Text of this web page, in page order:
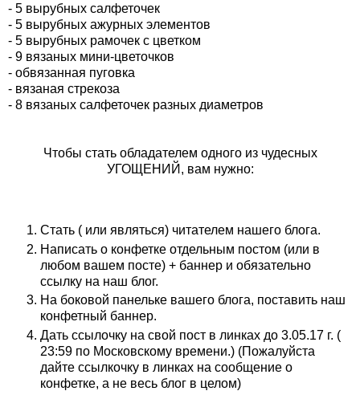
- 5 вырубных салфеточек
- 5 вырубных ажурных элементов
- 5 вырубных рамочек с цветком
- 9 вязаных мини-цветочков
- обвязанная пуговка
- вязаная стрекоза
- 8 вязаных салфеточек разных диаметров
Чтобы стать обладателем одного из чудесных
УГОЩЕНИЙ, вам нужно:
Стать ( или являться) читателем нашего блога.
Написать о конфетке отдельным постом (или в
любом вашем посте) + баннер и обязательно
ссылку на наш блог.
На боковой панельке вашего блога, поставить наш
конфетный баннер.
Дать ссылочку на свой пост в линках до 3.05.17 г. (
23:59 по Московскому времени.) (Пожалуйста
дайте ссылкочку в линках на сообщение о
конфетке, а не весь блог в целом)